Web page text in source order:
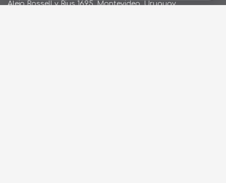
Alejo Rossell y Rius 1695, Montevideo, Uruguay